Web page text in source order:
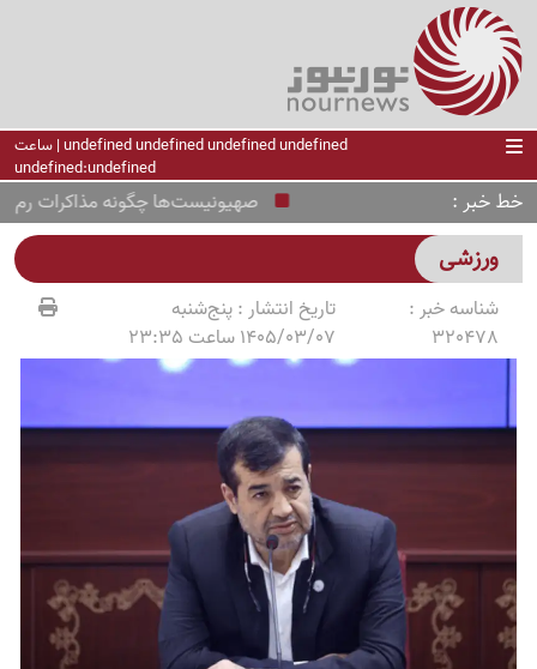
undefined undefined undefined undefined | ساعت
undefined:undefined
خط خبر صهیونیست‌ها چگونه مذاکرات رم را
ورزشی
شناسه خبر :
320478
تاریخ انتشار :پنج‌شنبه
1405/03/07 ساعت 23:35